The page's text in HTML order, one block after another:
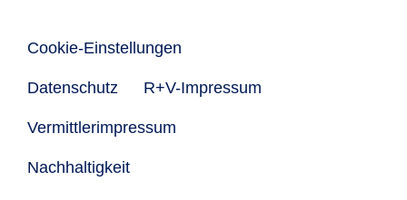
Cookie-Einstellungen
Datenschutz R+V-Impressum
Vermittlerimpressum
Nachhaltigkeit